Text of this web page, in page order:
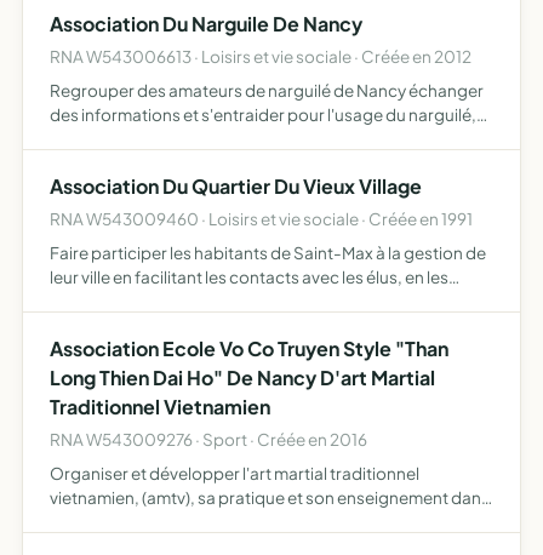
Association Du Narguile De Nancy
RNA W543006613 · Loisirs et vie sociale · Créée en 2012
Regrouper des amateurs de narguilé de Nancy échanger
des informations et s'entraider pour l'usage du narguilé,
la…
Association Du Quartier Du Vieux Village
RNA W543009460 · Loisirs et vie sociale · Créée en 1991
Faire participer les habitants de Saint-Max à la gestion de
leur ville en facilitant les contacts avec les élus, en les
Association Ecole Vo Co Truyen Style "Than
Long Thien Dai Ho" De Nancy D'art Martial
Traditionnel Vietnamien
RNA W543009276 · Sport · Créée en 2016
Organiser et développer l'art martial traditionnel
vietnamien, (amtv), sa pratique et son enseignement dans